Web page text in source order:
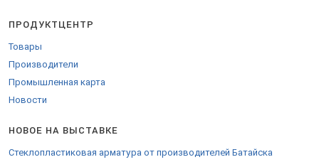
ПРОДУКТЦЕНТР
Товары
Производители
Промышленная карта
Новости
НОВОЕ НА ВЫСТАВКЕ
Стеклопластиковая арматура от производителей Батайска